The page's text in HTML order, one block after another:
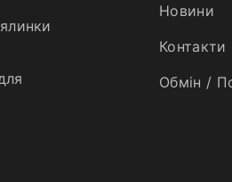
Новини
Контакти
Обмін /